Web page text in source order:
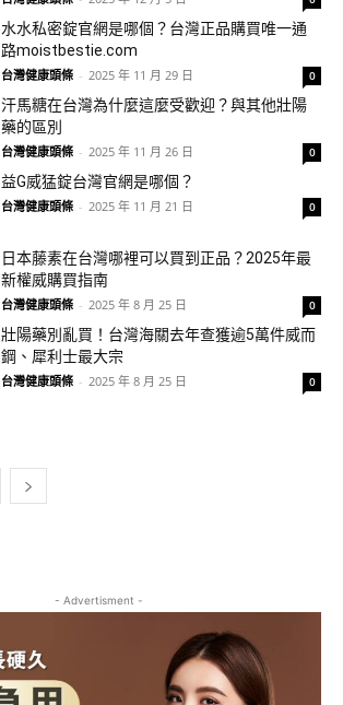
水水私密錠官網是哪個？台灣正品購買唯一通
路moistbestie.com
台灣健康頭條 - 2025 年 11 月 29 日 0
汗馬糖在台灣為什麼這麼受歡迎？與其他壯陽
藥的區別
台灣健康頭條 - 2025 年 11 月 26 日 0
益G威猛錠台灣官網是哪個？
台灣健康頭條 - 2025 年 11 月 21 日 0
日本藤素在台灣哪裡可以買到正品？2025年最
新權威購買指南
台灣健康頭條 - 2025 年 8 月 25 日 0
壯陽藥別亂買！台灣海關去年查獲逾5萬件威而
鋼、犀利士最大宗
台灣健康頭條 - 2025 年 8 月 25 日 0
- Advertisment -